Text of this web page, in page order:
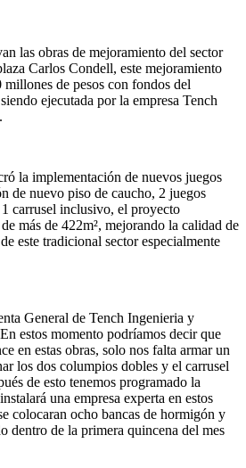
las obras de mejoramiento del sector
Carlos Condell, este mejoramiento
de pesos con fondos del
ejecutada por la empresa Tench
la implementación de nuevos juegos
de nuevo piso de caucho, 2 juegos
carrusel inclusivo, el proyecto
más de 422m², mejorando la calidad de
este tradicional sector especialmente
General de Tench Ingenieria y
estos momento podríamos decir que
en estas obras, solo nos falta armar un
los dos columpios dobles y el carrusel
de esto tenemos programado la
una empresa experta en estos
colocaran ocho bancas de hormigón y
dentro de la primera quincena del mes